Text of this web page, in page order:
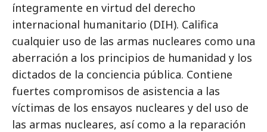
íntegramente en virtud del derecho
internacional humanitario (DIH). Califica
cualquier uso de las armas nucleares como una
aberración a los principios de humanidad y los
dictados de la conciencia pública. Contiene
fuertes compromisos de asistencia a las
víctimas de los ensayos nucleares y del uso de
las armas nucleares, así como a la reparación